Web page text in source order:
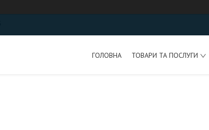
ГОЛОВНА ТОВАРИ ТА ПОСЛУГИ